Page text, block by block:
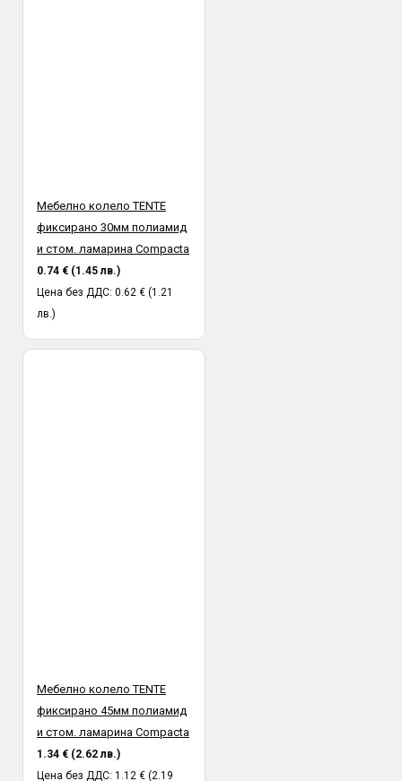
Мебелно колело TENTE
фиксирано 30мм полиамид
и стом. ламарина Compacta
0.74 € (1.45 лв.)
Цена без ДДС: 0.62 € (1.21
лв.)
Мебелно колело TENTE
фиксирано 45мм полиамид
и стом. ламарина Compacta
1.34 € (2.62 лв.)
Цена без ДДС: 1.12 € (2.19